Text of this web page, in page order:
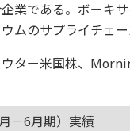
業である。ボーキ
ムのサプライチェ
ウター米国株、
－6月期）実績